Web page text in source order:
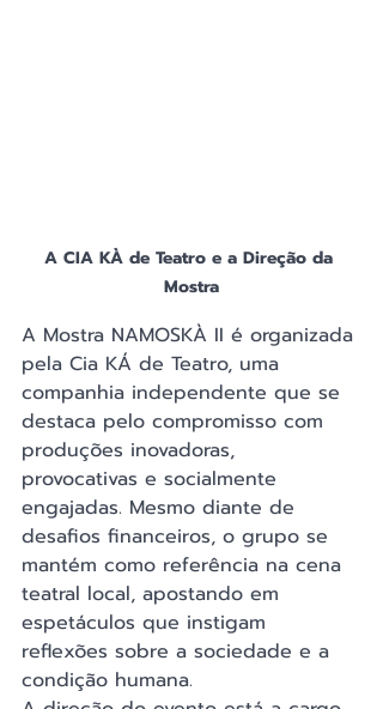
A CIA KÀ de Teatro e a Direção da
Mostra
A Mostra NAMOSKÀ II é organizada
pela Cia KÁ de Teatro, uma
companhia independente que se
destaca pelo compromisso com
produções inovadoras,
provocativas e socialmente
engajadas. Mesmo diante de
desafios financeiros, o grupo se
mantém como referência na cena
teatral local, apostando em
espetáculos que instigam
reflexões sobre a sociedade e a
condição humana.